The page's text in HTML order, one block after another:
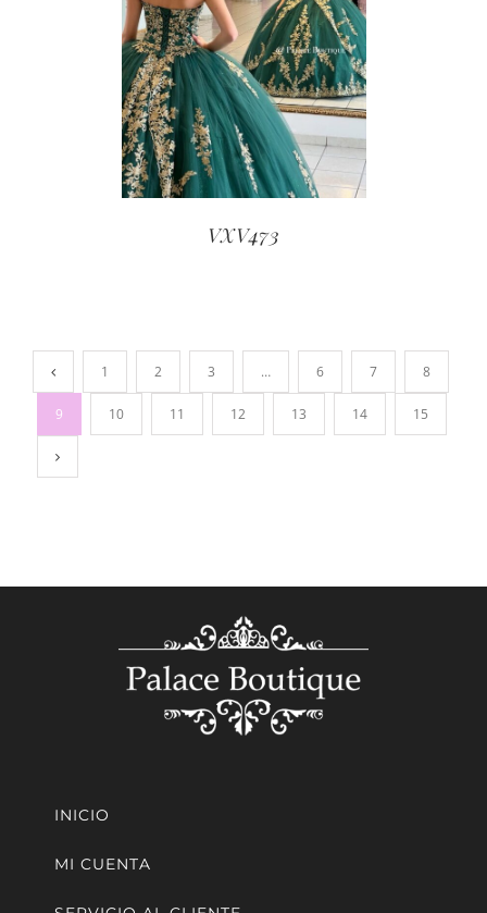
VXV473
1 2 3 … 6 7 8
9 10 11 12 13 14 15
INICIO
MI CUENTA